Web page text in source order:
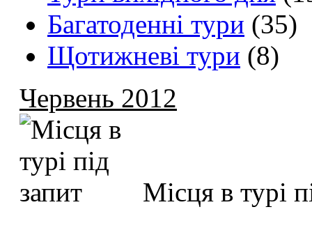
Багатоденні тури (35)
Щотижневі тури (8)
Червень 2012
Місця в турі